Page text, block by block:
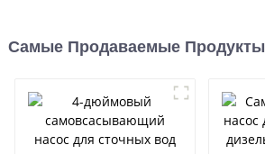
Самые Продаваемые Продукты